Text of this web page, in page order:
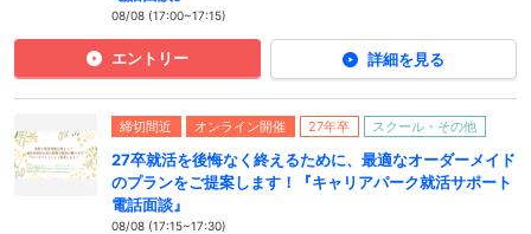
08/08 (17:00~17:15)
エントリー 詳細を見る
締切間近 オンライン開催 27年卒 スクール・その他
27卒就活を後悔なく終えるために、最適なオーダーメイド
のプランをご提案します！『キャリアパーク就活サポート
電話面談』
08/08 (17:15~17:30)